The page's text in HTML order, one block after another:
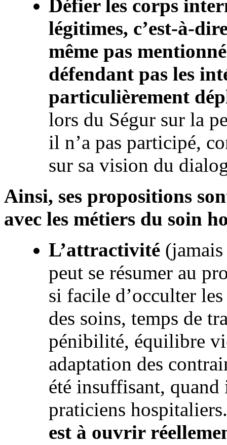
Défier les corps
légitimes, c’est-à-
même pas
défendant pas les
particulièrement
lors du Ségur sur la
il n’a pas participé,
sur sa vision du
Ainsi, ses propositions
avec les métiers du soin
L’attractivité
peut se résumer au
si facile d’occulter
des soins, temps de
pénibilité, équilibre
adaptation des
été insuffisant, quand
praticiens
est à ouvrir